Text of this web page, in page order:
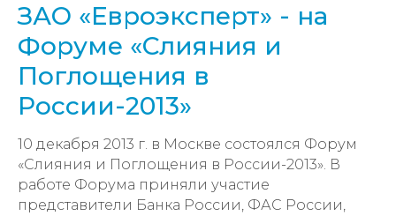
ЗАО «Евроэксперт» - на
Форуме «Слияния и
Поглощения в
России-2013»
10 декабря 2013 г. в Москве состоялся Форум
«Слияния и Поглощения в России-2013». В
работе Форума приняли участие
представители Банка России, ФАС России,